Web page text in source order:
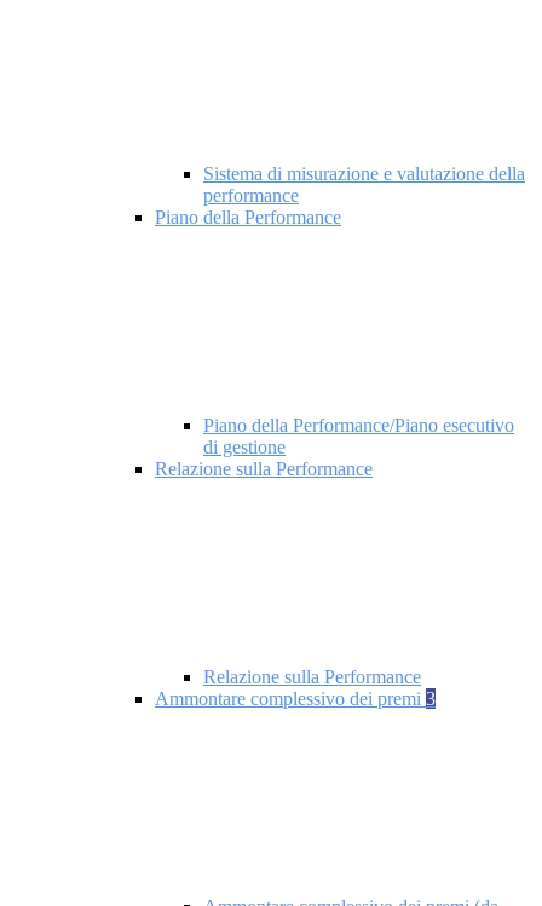
Sistema di misurazione e valutazione della
performance
Piano della Performance
Piano della Performance/Piano esecutivo
di gestione
Relazione sulla Performance
Relazione sulla Performance
Ammontare complessivo dei premi 3